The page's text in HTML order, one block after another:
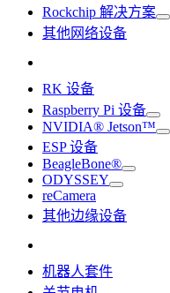
Rockchip 解决方案
其他网络设备
RK 设备
Raspberry Pi 设备
NVIDIA® Jetson™
ESP 设备
BeagleBone®
ODYSSEY
reCamera
其他边缘设备
机器人套件